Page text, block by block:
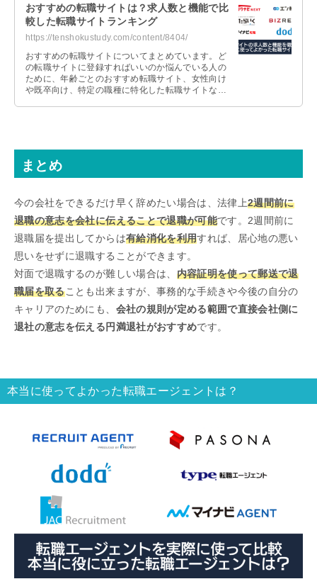
おすすめの転職サイトは？求人数と機能で比
較した転職サイトランキング
https://tenshokustudy.com/content/8404/
おすすめの転職サイトについてまとめています。ど
の転職サイトに登録すればいいのか悩んでいる人の
ために、年齢ごとのおすすめ転職サイト、女性向け
や既卒向け、特定の職種に特化した転職サイトなど
まとめ
今の会社をできるだけ早く辞めたい場合は、法律上2週間前に
退職の意志を会社に伝えることで退職が可能です。2週間前に
退職届を提出してからは有給消化を利用すれば、居心地の悪い
思いをせずに退職することができます。
対面で退職するのが難しい場合は、 内容証明を使って郵送で退
職届を取ることも出来ますが、事務的な手続きや今後の自分の
キャリアのためにも、 会社の規則が定める範囲で直接会社側に
退社の意志を伝える円満退社がおすすめです。
本当に使ってよかった転職エージェントは？